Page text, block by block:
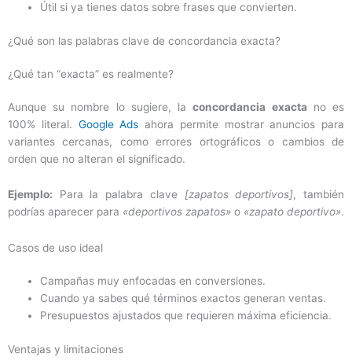
Útil si ya tienes datos sobre frases que convierten.
¿Qué son las palabras clave de concordancia exacta?
¿Qué tan “exacta” es realmente?
Aunque su nombre lo sugiere, laconcordancia exacta no es
100% literal. Google Ads ahora permite mostrar anuncios para
variantes cercanas, como errores ortográficos o cambios de
orden que no alteran el significado.
Ejemplo: Para la palabra clave [zapatos deportivos], también
podrías aparecer para «deportivos zapatos» o «zapato deportivo».
Casos de uso ideal
Campañas muy enfocadas en conversiones.
Cuando ya sabes qué términos exactos generan ventas.
Presupuestos ajustados que requieren máxima eficiencia.
Ventajas y limitaciones